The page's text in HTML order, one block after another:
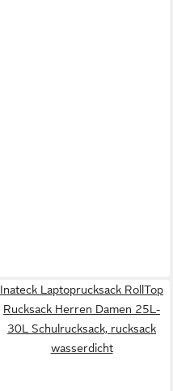
Inateck Laptoprucksack RollTop
Rucksack Herren Damen 25L-
30L Schulrucksack, rucksack
wasserdicht